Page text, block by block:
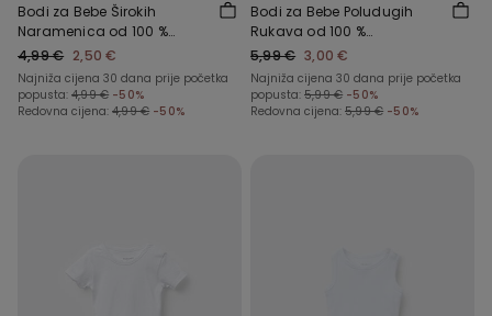
Bodi za Bebe Širokih
Naramenica od 100 %
Jednobojnog Pamuka
4,99 € 2,50 €
Najniža cijena 30 dana prije početka
popusta: 4,99 € -50%
Redovna cijena: 4,99 € -50%
Bodi za Bebe Poludugih
Rukava od 100 %
Jednobojnog Pamuka
5,99 € 3,00 €
Najniža cijena 30 dana prije početka
popusta: 5,99 € -50%
Redovna cijena: 5,99 € -50%